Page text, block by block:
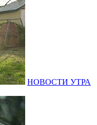
НОВОСТИ УТРА